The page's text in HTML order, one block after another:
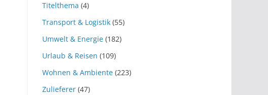
Titelthema (4)
Transport & Logistik (55)
Umwelt & Energie (182)
Urlaub & Reisen (109)
Wohnen & Ambiente (223)
Zulieferer (47)